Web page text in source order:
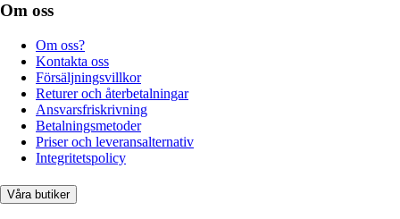
Om oss
Om oss?
Kontakta oss
Försäljningsvillkor
Returer och återbetalningar
Ansvarsfriskrivning
Betalningsmetoder
Priser och leveransalternativ
Integritetspolicy
Våra butiker